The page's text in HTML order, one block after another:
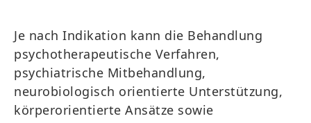
Je nach Indikation kann die Behandlung
psychotherapeutische Verfahren,
psychiatrische Mitbehandlung,
neurobiologisch orientierte Unterstützung,
körperorientierte Ansätze sowie